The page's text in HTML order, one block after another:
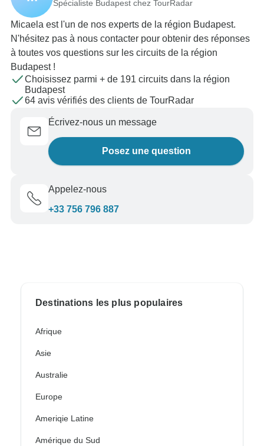
Spécialiste Budapest chez TourRadar
Micaela est l'un de nos experts de la région Budapest.
N'hésitez pas à nous contacter pour obtenir des réponses
à toutes vos questions sur les circuits de la région
Budapest !
Choisissez parmi + de 191 circuits dans la région
Budapest
64 avis vérifiés des clients de TourRadar
Écrivez-nous un message
Posez une question
Appelez-nous
+33 756 796 887
Destinations les plus populaires
Afrique
Asie
Australie
Europe
Ameriqie Latine
Amérique du Sud